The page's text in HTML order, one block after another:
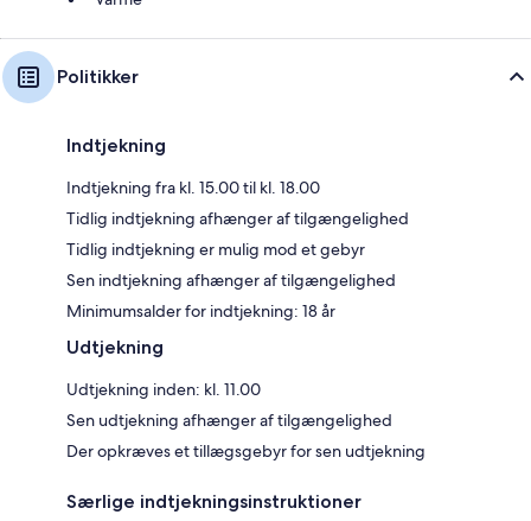
Politikker
Indtjekning
Indtjekning fra kl. 15.00 til kl. 18.00
Tidlig indtjekning afhænger af tilgængelighed
Tidlig indtjekning er mulig mod et gebyr
Sen indtjekning afhænger af tilgængelighed
Minimumsalder for indtjekning: 18 år
Udtjekning
Udtjekning inden: kl. 11.00
Sen udtjekning afhænger af tilgængelighed
Der opkræves et tillægsgebyr for sen udtjekning
Særlige indtjekningsinstruktioner